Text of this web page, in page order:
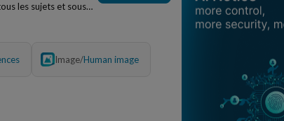
les sujets et sous
Image/Human image